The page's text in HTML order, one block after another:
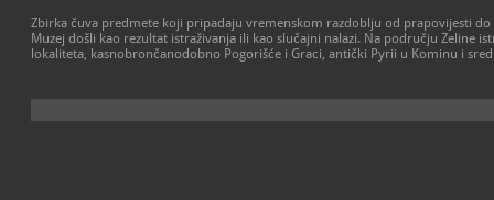
Zbirka čuva predmete koji pripadaju vremenskom razdoblju od prapovijesti do
Muzej došli kao rezultat istraživanja ili kao slučajni nalazi. Na području Zeline
lokaliteta, kasnobrončanodobno Pogorišće i Graci, antički Pyrii u Kominu i